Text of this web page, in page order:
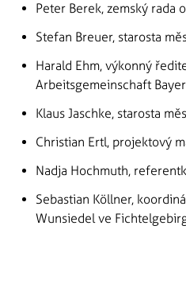
Peter Berek, zemský rada
Stefan Breuer, starosta
Harald Ehm, výkonný
Arbeitsgemeinschaft
Klaus Jaschke, starosta
Christian Ertl, projektový
Nadja Hochmuth,
Sebastian Köllner,
Wunsiedel ve